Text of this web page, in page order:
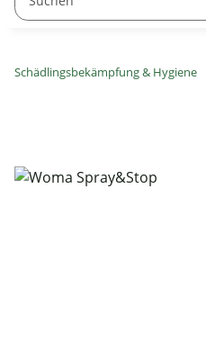
Schädlingsbekämpfung & Hygiene